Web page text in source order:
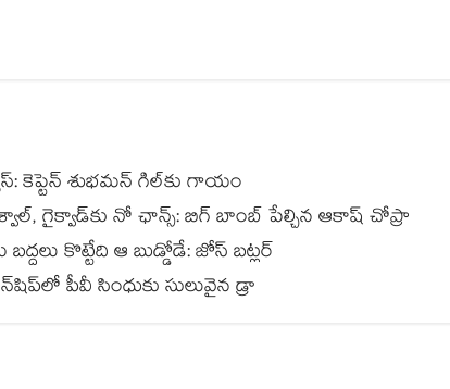
కెప్టెన్ శుభమన్ గిల్‎కు గాయం
గైక్వాడ్‎కు నో ఛాన్స్: బిగ్ బాంబ్ పేల్చిన ఆకాష్ చోప్రా
కొట్టేది ఆ బుడ్డోడే: జోస్ బట్లర్
పీవీ సింధుకు సులువైన డ్రా